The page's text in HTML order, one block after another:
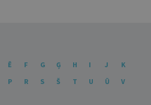
Ē F G Ģ H I J
K
P R S Š T U Ū
V